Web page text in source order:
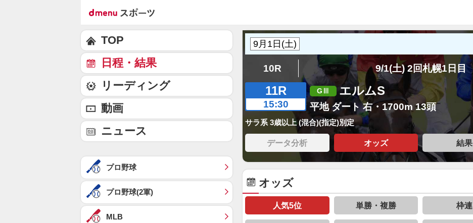
10R 9/1(土) 2回札幌1日目
11R
15:30
エルムS
平地 ダート 右・1700m 13頭
サラ系 3歳以上 (混合)(指定)別定
データ分析 オッズ 結果
オッズ
人気5位 単勝・複勝 枠連
TOP
日程・結果
リーディング
動画
ニュース
プロ野球
プロ野球(2軍)
MLB